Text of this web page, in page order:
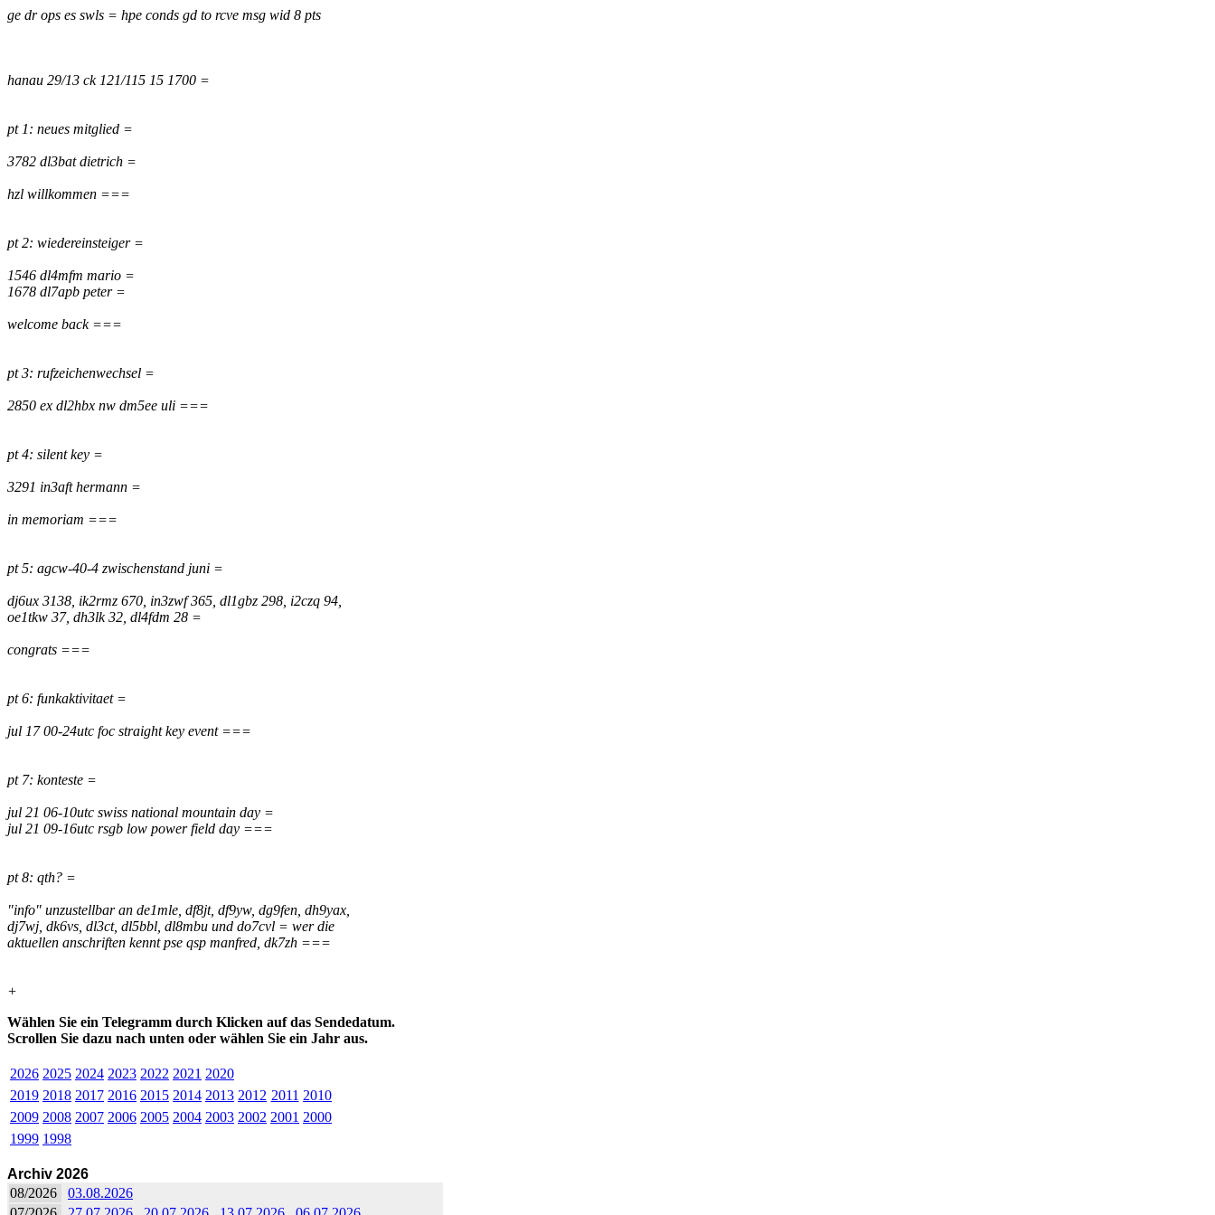
ge dr ops es swls = hpe conds gd to rcve msg wid 8 pts
hanau 29/13 ck 121/115 15 1700 =
pt 1: neues mitglied =
3782 dl3bat dietrich =
hzl willkommen ===
pt 2: wiedereinsteiger =
1546 dl4mfm mario =
1678 dl7apb peter =
welcome back ===
pt 3: rufzeichenwechsel =
2850 ex dl2hbx nw dm5ee uli ===
pt 4: silent key =
3291 in3aft hermann =
in memoriam ===
pt 5: agcw-40-4 zwischenstand juni =
dj6ux 3138, ik2rmz 670, in3zwf 365, dl1gbz 298, i2czq 94,
oe1tkw 37, dh3lk 32, dl4fdm 28 =
congrats ===
pt 6: funkaktivitaet =
jul 17 00-24utc foc straight key event ===
pt 7: konteste =
jul 21 06-10utc swiss national mountain day =
jul 21 09-16utc rsgb low power field day ===
pt 8: qth? =
"info" unzustellbar an de1mle, df8jt, df9yw, dg9fen, dh9yax,
dj7wj, dk6vs, dl3ct, dl5bbl, dl8mbu und do7cvl = wer die
aktuellen anschriften kennt pse qsp manfred, dk7zh ===
+
Wählen Sie ein Telegramm durch Klicken auf das Sendedatum.
Scrollen Sie dazu nach unten oder wählen Sie ein Jahr aus.
2026 2025 2024 2023 2022 2021 2020
2019 2018 2017 2016 2015 2014 2013 2012 2011 2010
2009 2008 2007 2006 2005 2004 2003 2002 2001 2000
1999 1998
Archiv 2026
08/2026
03.08.2026